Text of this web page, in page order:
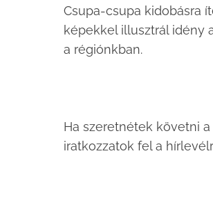
Csupa-csupa kidobásra
képekkel illusztrál idény
a régiónkban.
Ha szeretnétek követni
iratkozzatok fel a